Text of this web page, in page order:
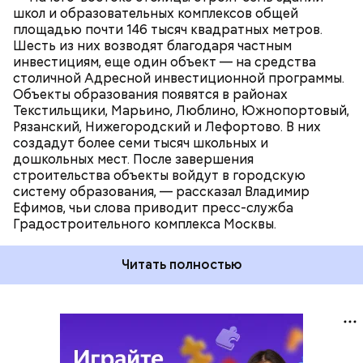
школ и образовательных комплексов общей
площадью почти 146 тысяч квадратных метров.
Шесть из них возводят благодаря частным
инвестициям, еще один объект — на средства
столичной Адресной инвестиционной программы.
Объекты образования появятся в районах
Текстильщики, Марьино, Люблино, Южнопортовый,
Рязанский, Нижегородский и Лефортово. В них
создадут более семи тысяч школьных и
дошкольных мест. После завершения
строительства объекты войдут в городскую
систему образования, — рассказал Владимир
Ефимов, чьи слова приводит пресс-служба
Градостроительного комплекса Москвы.
Читать полностью
Веломаршрут появится в составе жилого
комплекса «Первый Московский». Девелопер